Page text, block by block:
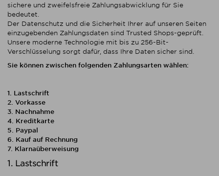
sichere und zweifelsfreie Zahlungsabwicklung für Sie
bedeutet.
Der Datenschutz und die Sicherheit Ihrer auf unseren Seiten
einzugebenden Zahlungsdaten sind Trusted Shops-geprüft.
Unsere moderne Technologie mit bis zu 256-Bit-
Verschlüsselung sorgt dafür, dass Ihre Daten sicher sind.
Sie können zwischen folgenden Zahlungsarten wählen:
1. Lastschrift
2. Vorkasse
3. Nachnahme
4. Kreditkarte
5. Paypal
6. Kauf auf Rechnung
7. Klarnaüberweisung
1. Lastschrift